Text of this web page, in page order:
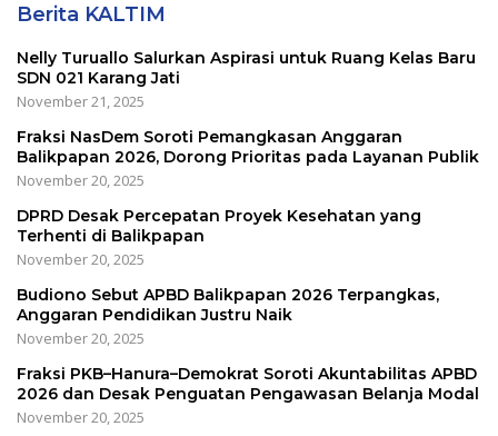
Berita KALTIM
Nelly Turuallo Salurkan Aspirasi untuk Ruang Kelas Baru
SDN 021 Karang Jati
November 21, 2025
Fraksi NasDem Soroti Pemangkasan Anggaran
Balikpapan 2026, Dorong Prioritas pada Layanan Publik
November 20, 2025
DPRD Desak Percepatan Proyek Kesehatan yang
Terhenti di Balikpapan
November 20, 2025
Budiono Sebut APBD Balikpapan 2026 Terpangkas,
Anggaran Pendidikan Justru Naik
November 20, 2025
Fraksi PKB–Hanura–Demokrat Soroti Akuntabilitas APBD
2026 dan Desak Penguatan Pengawasan Belanja Modal
November 20, 2025